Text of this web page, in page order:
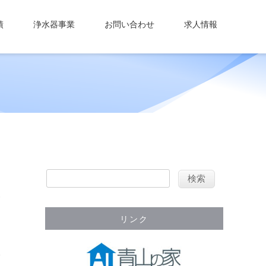
浄水器事業 お問い合わせ 求人情報
リンク